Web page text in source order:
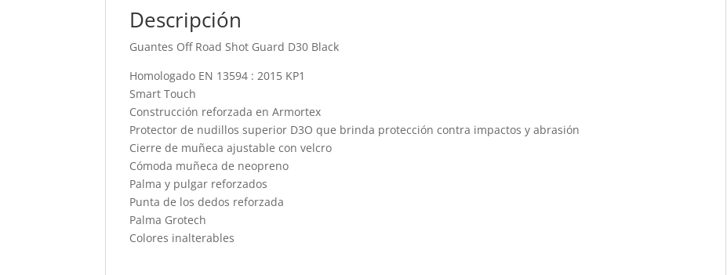
Descripción
Guantes Off Road Shot Guard D30 Black
Homologado EN 13594 : 2015 KP1
Smart Touch
Construcción reforzada en Armortex
Protector de nudillos superior D3O que brinda protección contra impactos y abrasión
Cierre de muñeca ajustable con velcro
Cómoda muñeca de neopreno
Palma y pulgar reforzados
Punta de los dedos reforzada
Palma Grotech
Colores inalterables